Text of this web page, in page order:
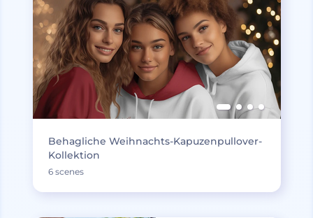
Behagliche Weihnachts-Kapuzenpullover-
Kollektion
6 scenes